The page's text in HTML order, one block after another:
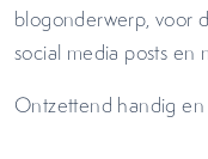
blogonderwerp, voor
social media posts en
Ontzettend handig en